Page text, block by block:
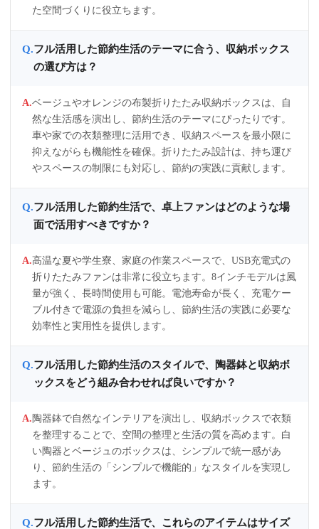
た空間づくりに役立ちます。
フル活用した節約生活のテーマに合う、収納ボックス
の選び方は？
ベージュやオレンジの布製折りたたみ収納ボックスは、自
然な生活感を演出し、節約生活のテーマにぴったりです。
車や家での衣類整理に活用でき、収納スペースを最小限に
抑えながらも機能性を確保。折りたたみ設計は、持ち運び
やスペースの制限にも対応し、節約の実践に貢献します。
フル活用した節約生活で、卓上ファンはどのような場
面で活用すべきですか？
高温な夏や学生寮、家庭の作業スペースで、USB充電式の
折りたたみファンは非常に役立ちます。8インチモデルは風
量が強く、長時間使用も可能。電池寿命が長く、充電ケー
ブル付きで電源の負担を減らし、節約生活の実践に必要な
効率性と実用性を提供します。
フル活用した節約生活のスタイルで、陶器鉢と収納ボ
ックスをどう組み合わせれば良いですか？
陶器鉢で自然なインテリアを演出し、収納ボックスで衣類
を整理することで、空間の整理と生活の質を高めます。白
い陶器とベージュのボックスは、シンプルで統一感があ
り、節約生活の「シンプルで機能的」なスタイルを実現し
ます。
フル活用した節約生活で、これらのアイテムはサイズ